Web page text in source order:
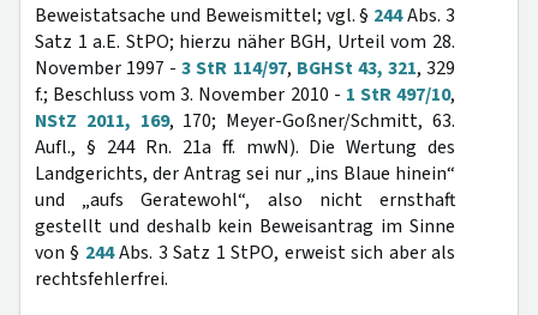
Beweistatsache und Beweismittel; vgl. § 244Abs. 3
Satz 1 a.E. StPO; hierzu näher BGH, Urteil vom 28.
November 1997 -3 StR 114/97, BGHSt 43, 321, 329
f.; Beschluss vom 3. November 2010 - 1 StR 497/10,
NStZ 2011, 169, 170; Meyer-Goßner/Schmitt, 63.
Aufl., § 244 Rn. 21a ff. mwN). Die Wertung des
Landgerichts, der Antrag sei nur „ins Blaue hinein“
und „aufs Geratewohl“, also nicht ernsthaft
gestellt und deshalb kein Beweisantrag im Sinne
von § 244Abs. 3 Satz 1 StPO, erweist sich aber als
rechtsfehlerfrei.